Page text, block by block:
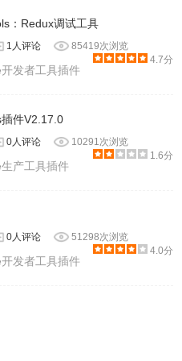
：Redux调试工具
1人评论
85419次浏览
4.7分
发者工具插件
件V2.17.0
0人评论
10291次浏览
1.6分
产工具插件
0人评论
51298次浏览
4.0分
发者工具插件